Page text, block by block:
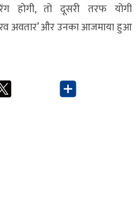
होगी, तो दूसरी तरफ योगी
अवतार’ और उनका आजमाया हुआ